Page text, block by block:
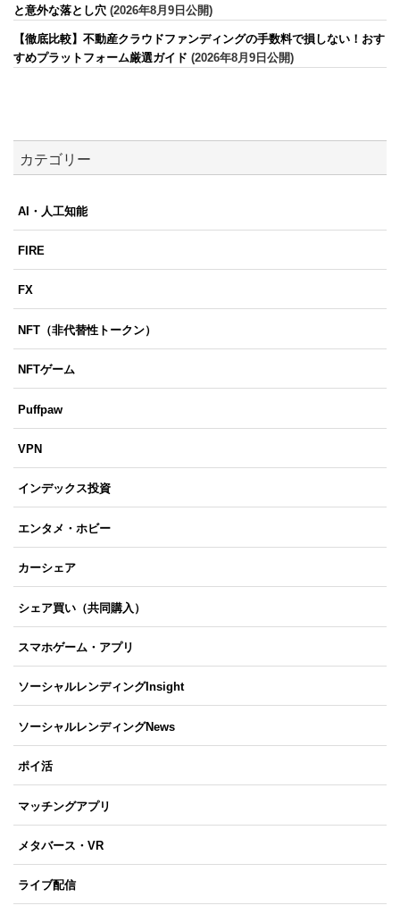
と意外な落とし穴 (2026年8月9日公開)
【徹底比較】不動産クラウドファンディングの手数料で損しない！おす
すめプラットフォーム厳選ガイド (2026年8月9日公開)
カテゴリー
AI・人工知能
FIRE
FX
NFT（非代替性トークン）
NFTゲーム
Puffpaw
VPN
インデックス投資
エンタメ・ホビー
カーシェア
シェア買い（共同購入）
スマホゲーム・アプリ
ソーシャルレンディングInsight
ソーシャルレンディングNews
ポイ活
マッチングアプリ
メタバース・VR
ライブ配信